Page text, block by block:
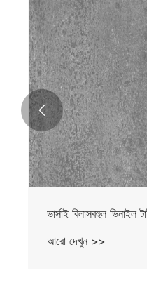
ভার্সাই বিলাসবহুল ভিনাইল
আরো দেখুন >>
